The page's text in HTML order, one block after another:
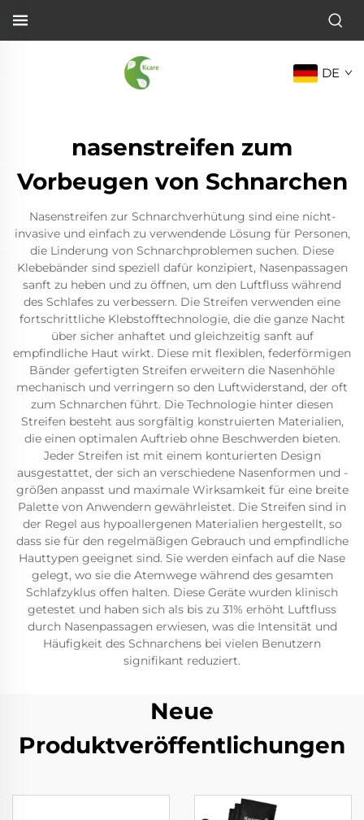
DE
nasenstreifen zum
Vorbeugen von Schnarchen
Nasenstreifen zur Schnarchverhütung sind eine nicht-
invasive und einfach zu verwendende Lösung für Personen,
die Linderung von Schnarchproblemen suchen. Diese
Klebebänder sind speziell dafür konzipiert, Nasenpassagen
sanft zu heben und zu öffnen, um den Luftfluss während
des Schlafes zu verbessern. Die Streifen verwenden eine
fortschrittliche Klebstofftechnologie, die die ganze Nacht
über sicher anhaftet und gleichzeitig sanft auf
empfindliche Haut wirkt. Diese mit flexiblen, federförmigen
Bänder gefertigten Streifen erweitern die Nasenhöhle
mechanisch und verringern so den Luftwiderstand, der oft
zum Schnarchen führt. Die Technologie hinter diesen
Streifen besteht aus sorgfältig konstruierten Materialien,
die einen optimalen Auftrieb ohne Beschwerden bieten.
Jeder Streifen ist mit einem konturierten Design
ausgestattet, der sich an verschiedene Nasenformen und -
größen anpasst und maximale Wirksamkeit für eine breite
Palette von Anwendern gewährleistet. Die Streifen sind in
der Regel aus hypoallergenen Materialien hergestellt, so
dass sie für den regelmäßigen Gebrauch und empfindliche
Hauttypen geeignet sind. Sie werden einfach auf die Nase
gelegt, wo sie die Atemwege während des gesamten
Schlafzyklus offen halten. Diese Geräte wurden klinisch
getestet und haben sich als bis zu 31% erhöht Luftfluss
durch Nasenpassagen erwiesen, was die Intensität und
Häufigkeit des Schnarchens bei vielen Benutzern
signifikant reduziert.
Neue
Produktveröffentlichungen